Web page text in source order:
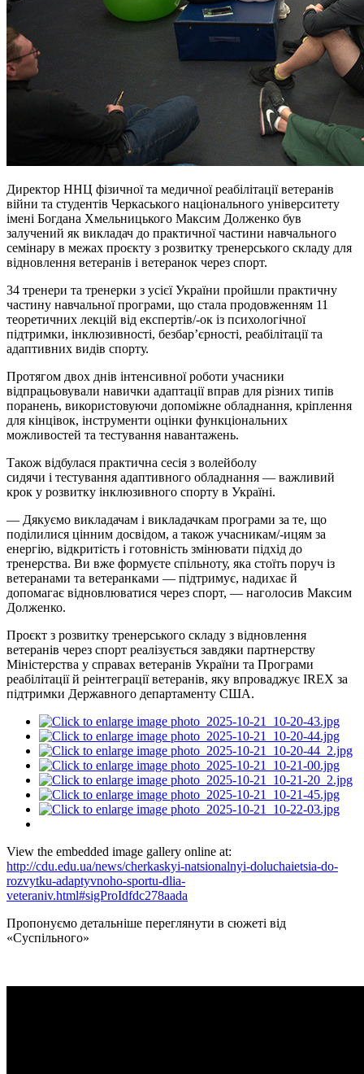
Директор ННЦ фізичної та медичної реабілітації ветеранів
війни та студентів Черкаського національного університету
імені Богдана Хмельницького Максим Долженко був
залучений як викладач до практичної частини навчального
семінару в межах проєкту з розвитку тренерського складу для
відновлення ветеранів і ветеранoк через спорт.
34 тренери та тренерки з усієї України пройшли практичну
частину навчальної програми, що стала продовженням 11
теоретичних лекцій від експертів/-ок із психологічної
підтримки, інклюзивності, безбар’єрності, реабілітації та
адаптивних видів спорту.
Протягом двох днів інтенсивної роботи учасники
відпрацьовували навички адаптації вправ для різних типів
поранень, використовуючи допоміжне обладнання, кріплення
для кінцівок, інструменти оцінки функціональних
можливостей та тестування навантажень.
Також відбулася практична сесія з волейболу
сидячи і тестування адаптивного обладнання — важливий
крок у розвитку інклюзивного спорту в Україні.
— Дякуємо викладачам і викладачкам програми за те, що
поділилися цінним досвідом, а також учасникам/-ицям за
енергію, відкритість і готовність змінювати підхід до
тренерства. Ви вже формуєте спільноту, яка стоїть поруч із
ветеранами та ветеранками — підтримує, надихає й
допомагає відновлюватися через спорт, — наголосив Максим
Долженко.
Проєкт з розвитку тренерського складу з відновлення
ветеранів через спорт реалізується завдяки партнерству
Міністерства у справах ветеранів України та Програми
реабілітації й реінтеграції ветеранів, яку впроваджує IREX за
підтримки Державного департаменту США.
View the embedded image gallery online at:
http://cdu.edu.ua/news/cherkaskyi-natsionalnyi-doluchaietsia-do-
rozvytku-adaptyvnoho-sportu-dlia-
veteraniv.html#sigProIdfdc278aada
Пропонуємо детальніше переглянути в сюжеті від
«Суспільного»